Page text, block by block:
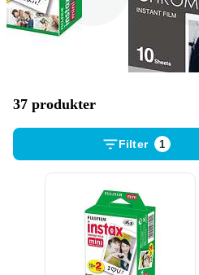
svart -
37 produkter
Filter 1